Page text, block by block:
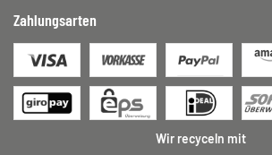
Zahlungsarten
Wir recyceln mit